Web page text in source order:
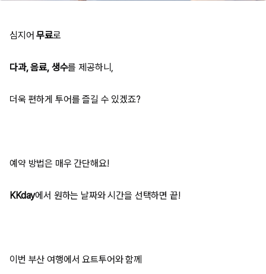
심지어무료로
다과, 음료, 생수를 제공하니,
더욱 편하게 투어를 즐길 수 있겠죠?
예약 방법은 매우 간단해요!
KKday에서 원하는 날짜와 시간을 선택하면 끝!
이번 부산 여행에서 요트투어와 함께